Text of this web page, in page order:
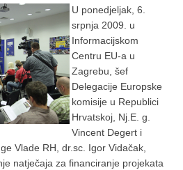
U ponedjeljak, 6.
srpnja 2009. u
Informacijskom
Centru EU-a u
Zagrebu, šef
Delegacije Europske
komisije u Republici
Hrvatskoj, Nj.E. g.
Vincent Degert i
Vlade RH, dr.sc. Igor Vidačak,
natječaja za financiranje projekata